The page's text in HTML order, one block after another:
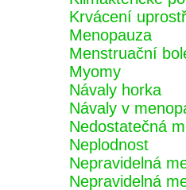
Krvácení
Menopauza
Menstruační
Myomy
Návaly horka
Návaly v
Nedostatečná
Neplodnost
Nepravidelná
Nepravidelná